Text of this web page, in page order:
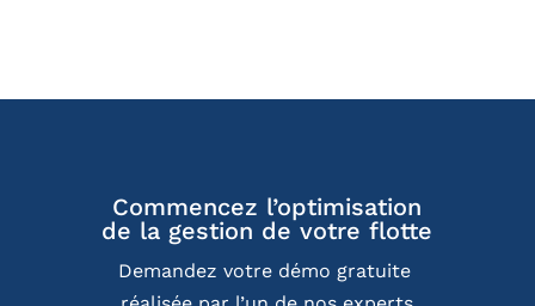
Commencez l’optimisation
de la gestion de votre flotte
Demandez votre démo gratuite